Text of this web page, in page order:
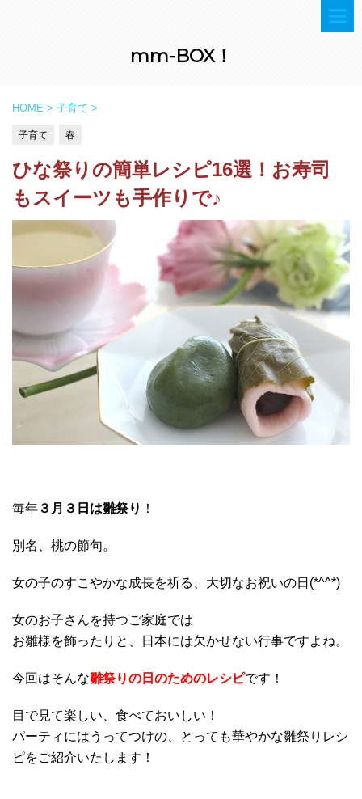
mm-BOX！
HOME > 子育て >
子育て 春
ひな祭りの簡単レシピ16選！お寿司
もスイーツも手作りで♪
毎年 ３月３日は雛祭り ！
別名、桃の節句。
女の子のすこやかな成長を祈る、大切なお祝いの日(*^^*)
女のお子さんを持つご家庭では
お雛様を飾ったりと、日本には欠かせない行事ですよね。
今回はそんな雛祭りの日のためのレシピです！
目で見て楽しい、食べておいしい！
パーティにはうってつけの、とっても華やかな雛祭りレシ
ピをご紹介いたします！